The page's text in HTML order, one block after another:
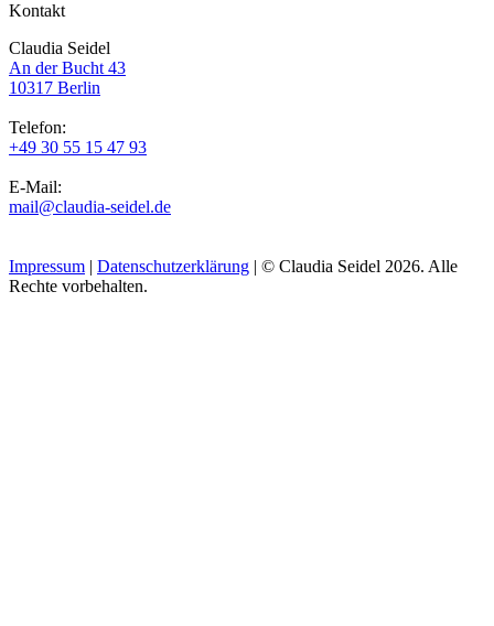
Kontakt
Claudia Seidel
An der Bucht 43
10317 Berlin
Telefon:
+49 30 55 15 47 93
E-Mail:
mail@claudia-seidel.de
Impressum | Datenschutzerklärung | © Claudia Seidel 2026. Alle
Rechte vorbehalten.